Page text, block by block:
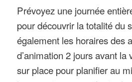
Prévoyez une journée
pour découvrir la totalité du
également les horaires des
d’animation 2 jours avant la
sur place pour planifier au